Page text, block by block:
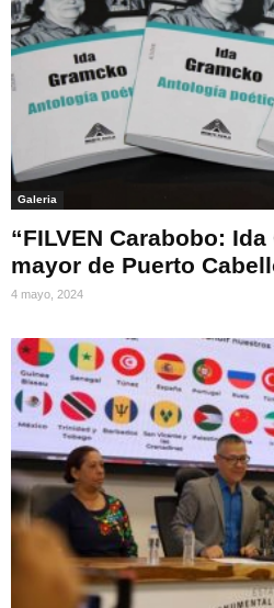
Galeria
“FILVEN Carabobo:
mayor de Puerto
4 mayo, 2024